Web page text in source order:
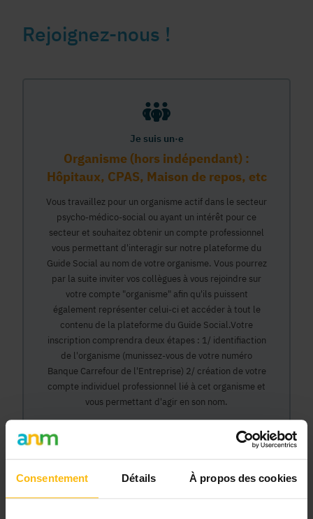
Consentement Détails À propos des cookies
Rejoignez-nous !
Je suis un·e
Organisme (hors indépendant) :
Hôpitaux, CPAS, Maison de repos, etc
Vous travaillez pour un organisme actif dans le secteur
psycho-médico-social ou ayant un intérêt pour ce
secteur et souhaitez obtenir un compte professionnel
vous permettant d'interagir sur notre plateforme du
Guide Social au nom de votre organisme. Vous pourrez
par la suite inviter vos collègues à vous rejoindre sur
votre compte "organisme" afin qu'ils puissent
également représenter celui-ci et accéder à tout le
contenu de la plateforme du Guide Social.Votre
inscription comprendra deux étapes : 1/ identifiaction
de l'organisme (munissez-vous de votre numéro
Banque Carrefour de l'Entreprise) 2/ création de votre
compte individuel professionnel lié à cet organisme et
vous permettant d'agir en son nom.